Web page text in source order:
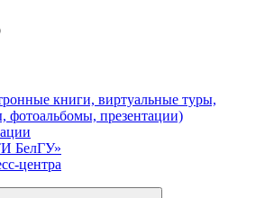
книги, виртуальные туры,
фотоальбомы, презентации)
БелГУ»
центра